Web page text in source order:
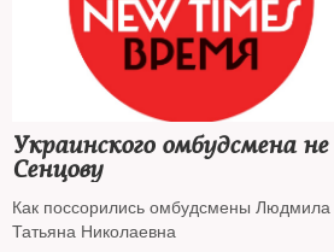
Украинского омбудсмена
Сенцову
Как поссорились омбудсмены Людмила
Татьяна Николаевна